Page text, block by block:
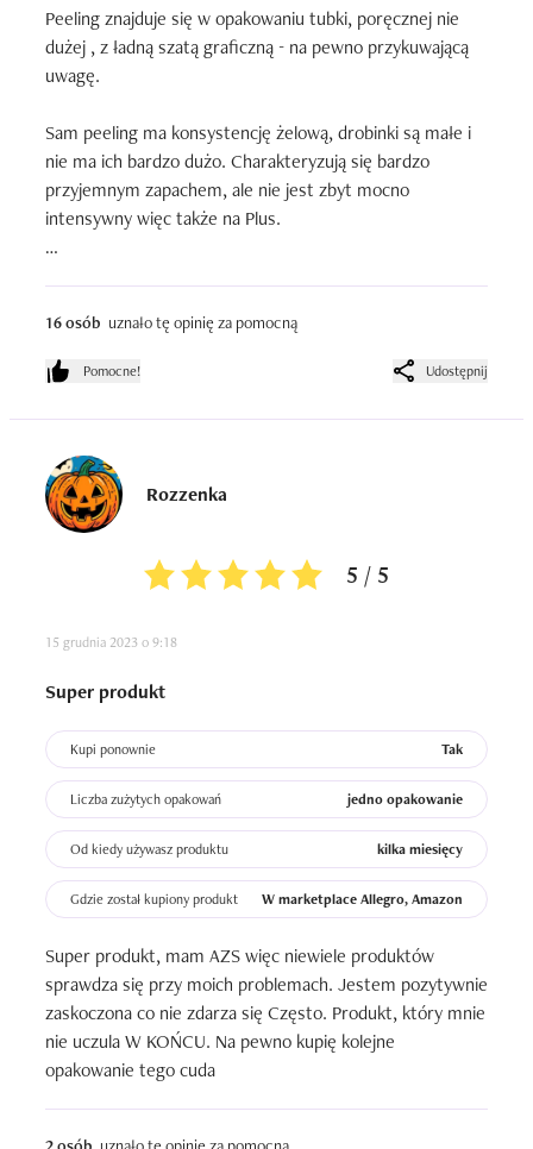
Peeling znajduje się w opakowaniu tubki, poręcznej nie
dużej , z ładną szatą graficzną - na pewno przykuwającą
uwagę.
Sam peeling ma konsystencję żelową, drobinki są małe i
nie ma ich bardzo dużo. Charakteryzują się bardzo
przyjemnym zapachem, ale nie jest zbyt mocno
intensywny więc także na Plus.
przesusza ją.
Nie uczula i nie podrażnia oczu.
16 osób uznało tę opinię za pomocną
Pomocne! Udostępnij
Rozzenka
5 / 5
15 grudnia 2023 o 9:18
Super produkt
Kupi ponownie Tak
Liczba zużytych opakowań jedno opakowanie
Od kiedy używasz produktu kilka miesięcy
Gdzie został kupiony produkt W marketplace Allegro, Amazon
Super produkt, mam AZS więc niewiele produktów
sprawdza się przy moich problemach. Jestem pozytywnie
zaskoczona co nie zdarza się Często. Produkt, który mnie
nie uczula W KOŃCU. Na pewno kupię kolejne
opakowanie tego cuda